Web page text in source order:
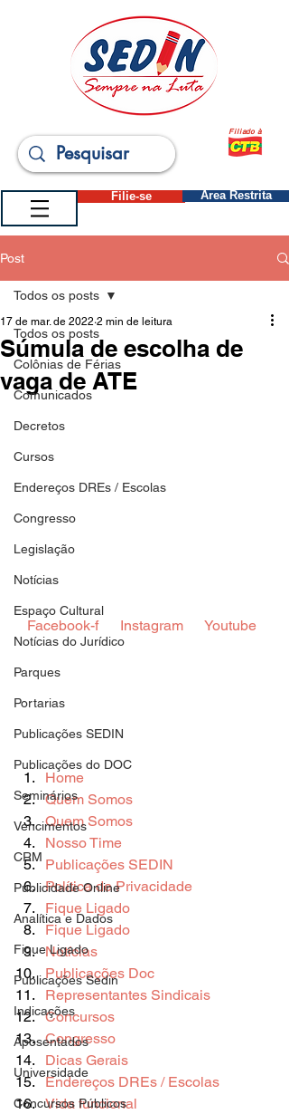
Filiado à
Filie-se Área Restrita
Post
Todos os posts
Colônias de Férias
Comunicados
Decretos
Cursos
Endereços DREs / Escolas
Congresso
Legislação
Notícias
Espaço Cultural
Notícias do Jurídico
Parques
Portarias
Publicações SEDIN
Publicações do DOC
Seminários
Vencimentos
CRM
Publicidade Online
Analítica e Dados
Fique Ligado
Publicações Sedin
Indicações
Aposentados
Universidade
Concursos Públicos
Todos os posts
Súmula de escolha de
vaga de ATE
17 de mar. de 2022 2 min de leitura
Facebook-f Instagram Youtube
Home
Quem Somos
Quem Somos
Nosso Time
Publicações SEDIN
Política de Privacidade
Fique Ligado
Fique Ligado
Notícias
Publicações Doc
Representantes Sindicais
Concursos
Congresso
Dicas Gerais
Endereços DREs / Escolas
Vida funcional